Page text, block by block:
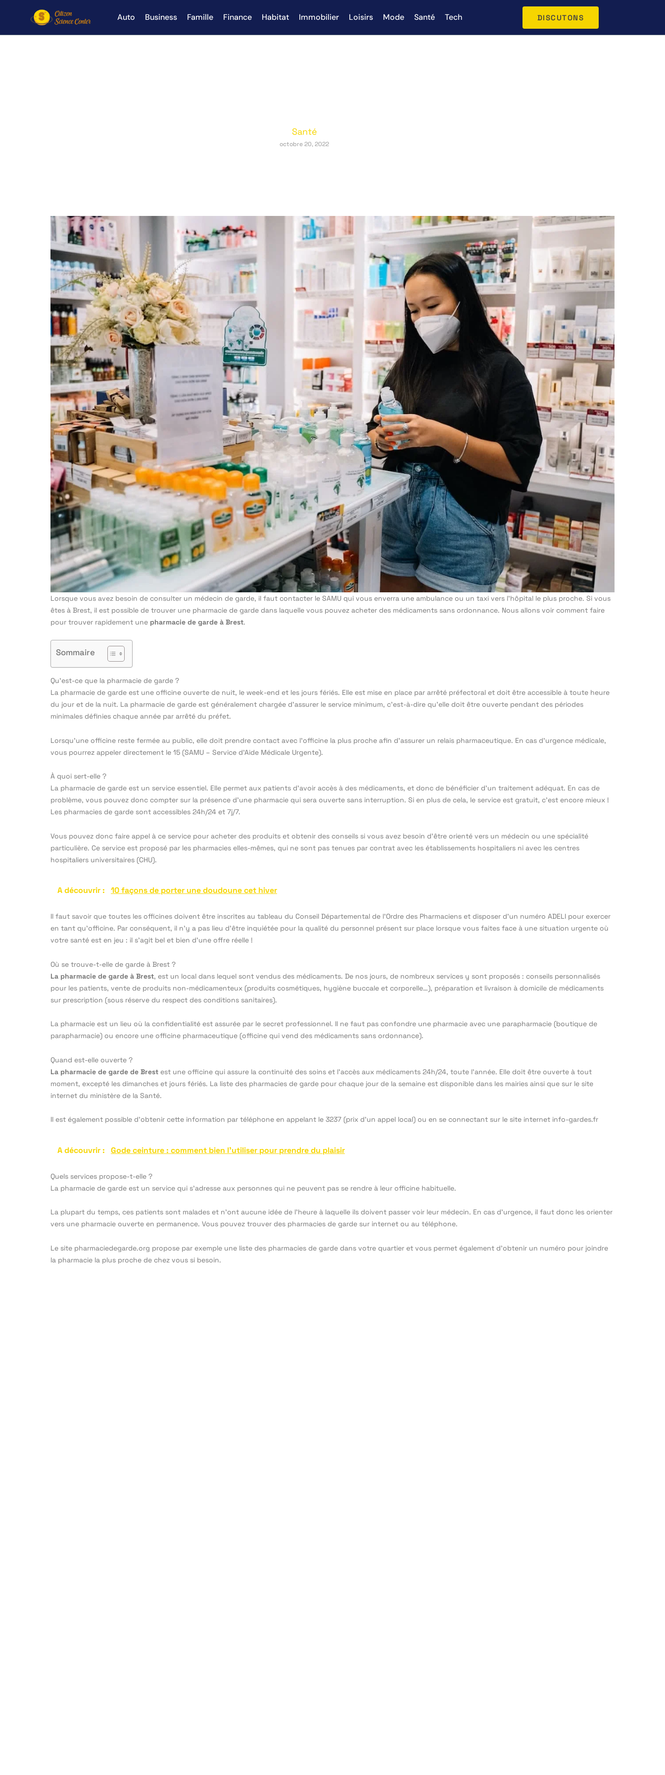
Auto Business Famille Finance Habitat Immobilier Loisirs Mode Santé Tech DISCUTONS
Santé
octobre 20, 2022
Lorsque vous avez besoin de consulter un médecin de garde, il faut contacter le SAMU qui vous enverra une ambulance ou un taxi vers l’hôpital le plus proche. Si vous
êtes à Brest, il est possible de trouver une pharmacie de garde dans laquelle vous pouvez acheter des médicaments sans ordonnance. Nous allons voir comment faire
pour trouver rapidement une pharmacie de garde à Brest.
Sommaire
Qu’est-ce que la pharmacie de garde ?
La pharmacie de garde est une officine ouverte de nuit, le week-end et les jours fériés. Elle est mise en place par arrêté préfectoral et doit être accessible à toute heure
du jour et de la nuit. La pharmacie de garde est généralement chargée d’assurer le service minimum, c’est-à-dire qu’elle doit être ouverte pendant des périodes
minimales définies chaque année par arrêté du préfet.
Lorsqu’une officine reste fermée au public, elle doit prendre contact avec l’officine la plus proche afin d’assurer un relais pharmaceutique. En cas d’urgence médicale,
vous pourrez appeler directement le 15 (SAMU – Service d’Aide Médicale Urgente).
À quoi sert-elle ?
La pharmacie de garde est un service essentiel. Elle permet aux patients d’avoir accès à des médicaments, et donc de bénéficier d’un traitement adéquat. En cas de
problème, vous pouvez donc compter sur la présence d’une pharmacie qui sera ouverte sans interruption. Si en plus de cela, le service est gratuit, c’est encore mieux !
Les pharmacies de garde sont accessibles 24h/24 et 7j/7.
Vous pouvez donc faire appel à ce service pour acheter des produits et obtenir des conseils si vous avez besoin d’être orienté vers un médecin ou une spécialité
particulière. Ce service est proposé par les pharmacies elles-mêmes, qui ne sont pas tenues par contrat avec les établissements hospitaliers ni avec les centres
hospitaliers universitaires (CHU).
A découvrir : 10 façons de porter une doudoune cet hiver
Il faut savoir que toutes les officines doivent être inscrites au tableau du Conseil Départemental de l’Ordre des Pharmaciens et disposer d’un numéro ADELI pour exercer
en tant qu’officine. Par conséquent, il n’y a pas lieu d’être inquiétée pour la qualité du personnel présent sur place lorsque vous faites face à une situation urgente où
votre santé est en jeu : il s’agit bel et bien d’une offre réelle !
Où se trouve-t-elle de garde à Brest ?
La pharmacie de garde à Brest, est un local dans lequel sont vendus des médicaments. De nos jours, de nombreux services y sont proposés : conseils personnalisés
pour les patients, vente de produits non-médicamenteux (produits cosmétiques, hygiène buccale et corporelle…), préparation et livraison à domicile de médicaments
sur prescription (sous réserve du respect des conditions sanitaires).
La pharmacie est un lieu où la confidentialité est assurée par le secret professionnel. Il ne faut pas confondre une pharmacie avec une parapharmacie (boutique de
parapharmacie) ou encore une officine pharmaceutique (officine qui vend des médicaments sans ordonnance).
Quand est-elle ouverte ?
La pharmacie de garde de Brest est une officine qui assure la continuité des soins et l’accès aux médicaments 24h/24, toute l’année. Elle doit être ouverte à tout
moment, excepté les dimanches et jours fériés. La liste des pharmacies de garde pour chaque jour de la semaine est disponible dans les mairies ainsi que sur le site
internet du ministère de la Santé.
Il est également possible d’obtenir cette information par téléphone en appelant le 3237 (prix d’un appel local) ou en se connectant sur le site internet info-gardes.fr
A découvrir : Gode ceinture : comment bien l'utiliser pour prendre du plaisir
Quels services propose-t-elle ?
La pharmacie de garde est un service qui s’adresse aux personnes qui ne peuvent pas se rendre à leur officine habituelle.
La plupart du temps, ces patients sont malades et n’ont aucune idée de l’heure à laquelle ils doivent passer voir leur médecin. En cas d’urgence, il faut donc les orienter
vers une pharmacie ouverte en permanence. Vous pouvez trouver des pharmacies de garde sur internet ou au téléphone.
Le site pharmaciedegarde.org propose par exemple une liste des pharmacies de garde dans votre quartier et vous permet également d’obtenir un numéro pour joindre
la pharmacie la plus proche de chez vous si besoin.